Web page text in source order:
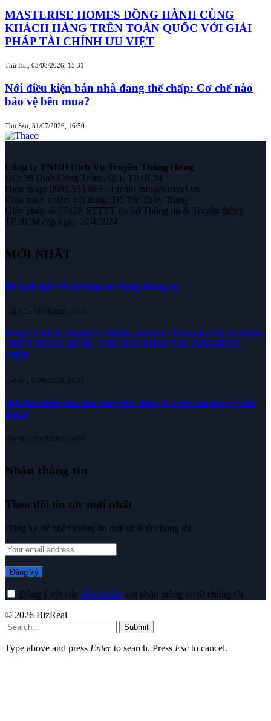
MASTERISE HOMES ĐỒNG HÀNH CÙNG
KHÁCH HÀNG TRÊN TOÀN QUỐC VỚI GIẢI
PHÁP TÀI CHÍNH ƯU VIỆT
Thứ Hai, 03/08/2026, 15:31
Nới điều kiện bán nhà đang thế chấp: Cơ chế nào
bảo vệ bên mua?
Thứ Sáu, 31/07/2026, 16:50
Công ty TNHH Dịch Vụ Truyền Thông Hưng
ĐC: 39 Đinh Công Tráng, Q.1, TP.HCM
Điện thoại: 0985 553 665 - Email: info@bizreal.vn
Chịu trách nhiệm nội dung: Đỗ Thị Thùy Trang
Giấy phép số 07/GP-STTTT do Sở Thông tin & Truyền thông
TP.HCM cấp ngày 10/4/2024
MỚI NHẤT
Đề xuất mới về thời hạn sử dụng chung cư
Thứ Năm, 06/08/2026, 15:19
MASTERISE HOMES ĐỒNG HÀNH CÙNG KHÁCH HÀNG
TRÊN TOÀN QUỐC VỚI GIẢI PHÁP TÀI CHÍNH ƯU
VIỆT
Thứ Hai, 03/08/2026, 15:31
Nới điều kiện bán nhà đang thế chấp: Cơ chế nào bảo vệ bên
mua?
Thứ Sáu, 31/07/2026, 16:50
Nhận thông tin
Theo dõi tin tức mới nhất
Đăng ký để nhận thông tin mới nhất từ chúng tôi.
Đồng ý với các điều khoản khi nhận thông tin từ chúng tôi.
© 2026 BizReal
Submit
Type above and press Enterto search. Press Esc to cancel.